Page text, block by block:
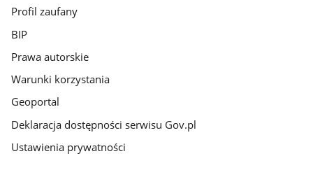
Profil zaufany
BIP
Prawa autorskie
Warunki korzystania
Geoportal
Deklaracja dostępności serwisu Gov.pl
Ustawienia prywatności